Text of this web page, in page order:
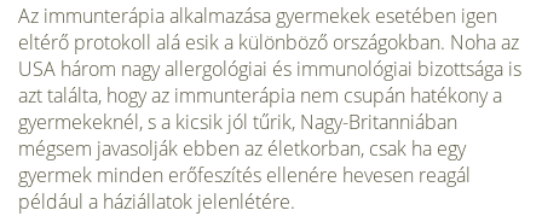
Az immunterápia alkalmazása gyermekek esetében igen
eltérő protokoll alá esik a különböző országokban. Noha az
USA három nagy allergológiai és immunológiai bizottsága is
azt találta, hogy az immunterápia nem csupán hatékony a
gyermekeknél, s a kicsik jól tűrik, Nagy-Britanniában
mégsem javasolják ebben az élet­korban, csak ha egy
gyermek minden erőfeszítés ellené­re hevesen reagál
például a háziállatok jelenlétére.